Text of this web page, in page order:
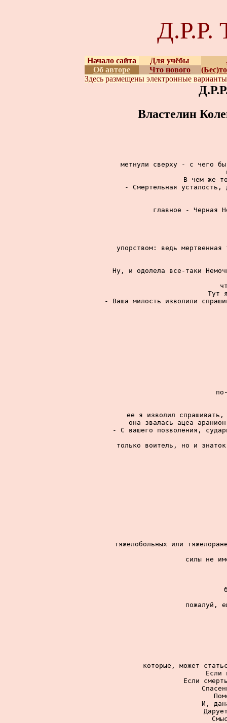
Начало сайта Для учёбы
Об авторе
Что нового
Здесь размещены электронные
Властелин
метнули сверху - с чего
В чем же
- Смертельная
главное - Черная
упорством: ведь
Ну, и одолела все-таки
Тут
- Ваша милость изволили
ее я изволил
она звалась ацеа
- С вашего позволения,
только воитель, но и
тяжелобольных или
силы не
пожалуй,
которые, может
Если
Если
И,